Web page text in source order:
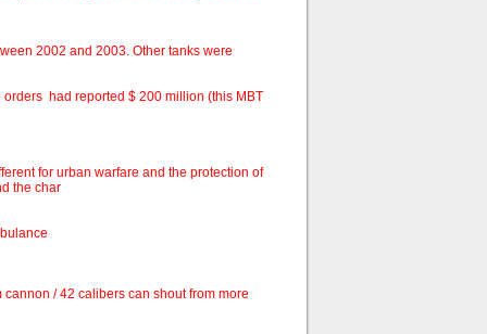
2002 and 2003. Other tanks were
had reported $ 200 million (this MBT
for urban warfare and the protection of
the char
/ 42 calibers can shout from more